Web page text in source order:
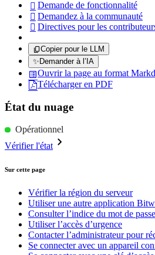
 Demande de fonctionnalité
 Demandez à la communauté
 Directives pour les
Copier pour le LLM
✨ Demander à l’IA
Ouvrir la page au format
Télécharger en PDF
État du nuage
Opérationnel
Vérifier l'état
Sur cette page
Vérifier la région du serveur
Utiliser une autre application
Consulter l’indice du mot de
Utiliser l’accès d’urgence
Contacter l’administrateur pour
Se connecter avec un appareil